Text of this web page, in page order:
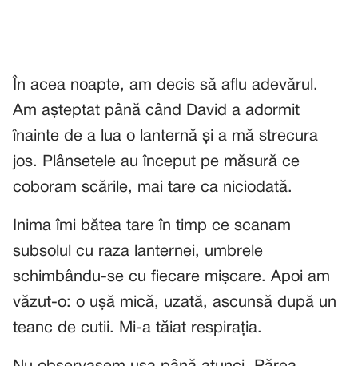
În acea noapte, am decis să aflu adevărul.
Am așteptat până când David a adormit
înainte de a lua o lanternă și a mă strecura
jos. Plânsetele au început pe măsură ce
coboram scările, mai tare ca niciodată.
Inima îmi bătea tare în timp ce scanam
subsolul cu raza lanternei, umbrele
schimbându-se cu fiecare mișcare. Apoi am
văzut-o: o ușă mică, uzată, ascunsă după un
teanc de cutii. Mi-a tăiat respirația.